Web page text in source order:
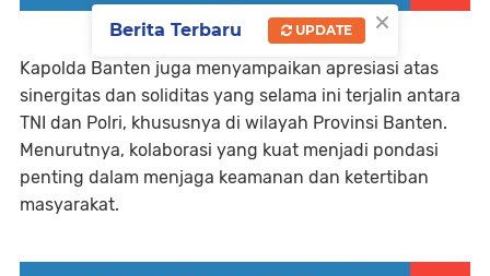
Kapolda Banten juga menyampaikan apresiasi atas
sinergitas dan soliditas yang selama ini terjalin antara
TNI dan Polri, khususnya di wilayah Provinsi Banten.
Menurutnya, kolaborasi yang kuat menjadi pondasi
penting dalam menjaga keamanan dan ketertiban
masyarakat.
×
Berita Terbaru UPDATE